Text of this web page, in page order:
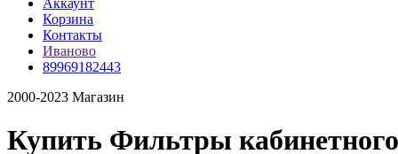
Аккаунт
Корзина
Контакты
Иваново
89969182443
2000-2023 Магазин
Купить Фильтры